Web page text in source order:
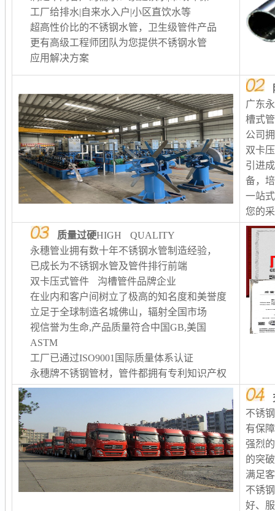
工厂给排水|自来水入户|小区直饮水等
超高性价比的不锈钢水管，卫生级管件产品
更有高级工程师团队为您提供不锈钢水管
应用解决方案
广东
槽式
公司
双卡
引进
备，
一站
您的
质量过硬HIGH QUALITY
永穗管业拥有数十年不锈钢水管制造经验，
已成长为不锈钢水管及管件排行前端
双卡压式管件 沟槽管件品牌企业
在业内和客户间树立了极高的知名度和美誉度
立足于全球制造名城佛山，辐射全国市场
视信誉为生命,产品质量符合中国GB,美国
ASTM
工厂已通过ISO9001国际质量体系认证
永穗牌不锈钢管材，管件都拥有专利知识产权
不锈
有保障
强烈
的突
满足
不锈
好、